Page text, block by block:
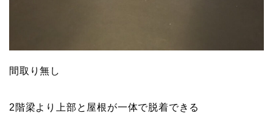
間取り無し
2階梁より上部と屋根が一体で脱着できる